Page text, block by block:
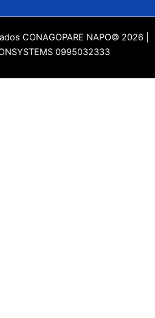
CONAGOPARE NAPO© 2026 |
0995032333